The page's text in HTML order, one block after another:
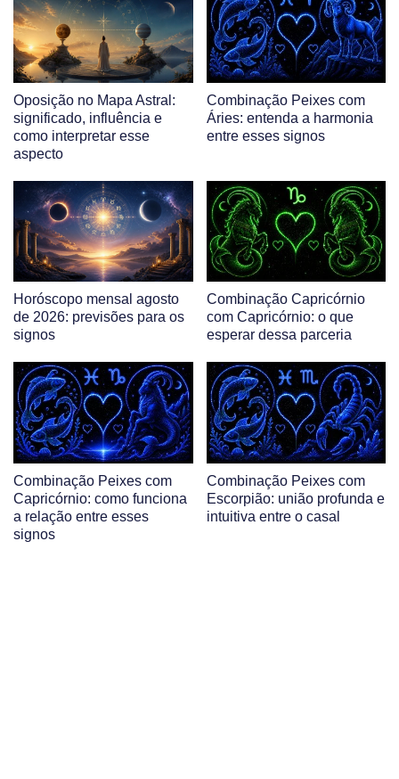
Oposição no Mapa Astral:
significado, influência e
como interpretar esse
aspecto
Combinação Peixes com
Áries: entenda a harmonia
entre esses signos
Horóscopo mensal agosto
de 2026: previsões para os
signos
Combinação Capricórnio
com Capricórnio: o que
esperar dessa parceria
Combinação Peixes com
Capricórnio: como funciona
a relação entre esses
signos
Combinação Peixes com
Escorpião: união profunda e
intuitiva entre o casal